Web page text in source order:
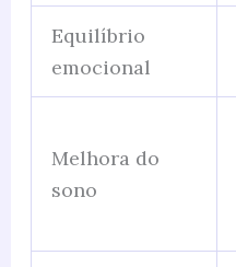
Equilíbrio
emocional
Melhora do
sono